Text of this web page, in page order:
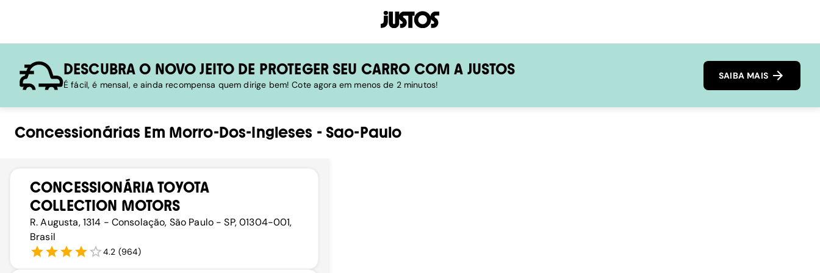
DESCUBRA O NOVO JEITO DE PROTEGER SEU CARRO COM A JUSTOS
É fácil, é mensal, e ainda recompensa quem dirige bem! Cote agora em menos de 2 minutos!
SAIBA MAIS
Concessionárias Em Morro-Dos-Ingleses - Sao-Paulo
CONCESSIONÁRIA TOYOTA
COLLECTION MOTORS
R. Augusta, 1314 - Consolação, São Paulo - SP, 01304-001,
Brasil
4.2 (964)